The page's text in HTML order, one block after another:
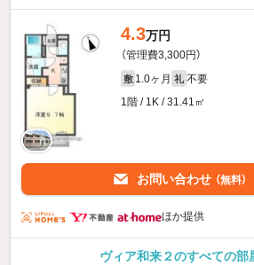
4.3万円
（管理費3,300円）
敷 1.0ヶ月 礼 不要
1階 / 1K / 31.41㎡
お問い合わせ （無料）
ほか提供
ヴィア和来２のすべての部